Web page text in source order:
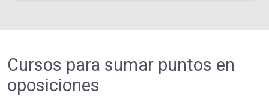
Cursos para sumar puntos en
oposiciones